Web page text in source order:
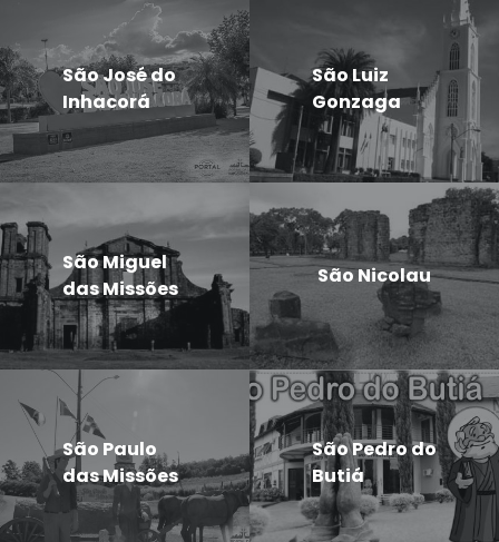
São José do
Inhacorá
São Luiz
Gonzaga
São Miguel
das Missões
São Nicolau
São Paulo
das Missões
São Pedro do
Butiá